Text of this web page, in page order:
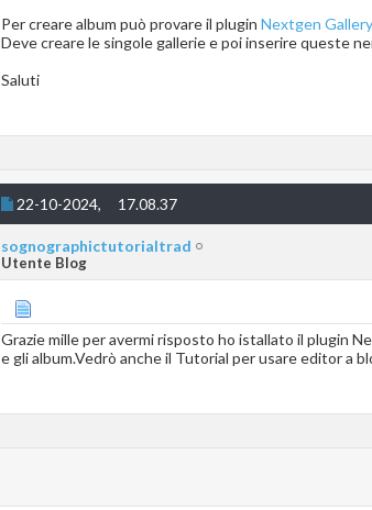
Per creare album può provare il plugin Nextgen Gallery
Deve creare le singole gallerie e poi inserire queste
Saluti
22-10-2024, 17.08.37
sognographictutorialtrad
Utente Blog
Grazie mille per avermi risposto ho istallato il plugin
e gli album.Vedrò anche il Tutorial per usare editor a